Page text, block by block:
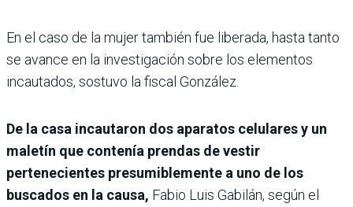
En el caso de la mujer también fue liberada, hasta tanto
se avance en la investigación sobre los elementos
incautados, sostuvo la fiscal González.
De la casa incautaron dos aparatos celulares y un
maletín que contenía prendas de vestir
pertenecientes presumiblemente a uno de los
buscados en la causa, Fabio Luis Gabilán, según el